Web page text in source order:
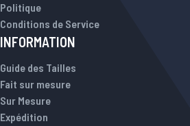
Politique
Conditions de Service
INFORMATION
Guide des Tailles
Fait sur mesure
Sur Mesure
Expédition